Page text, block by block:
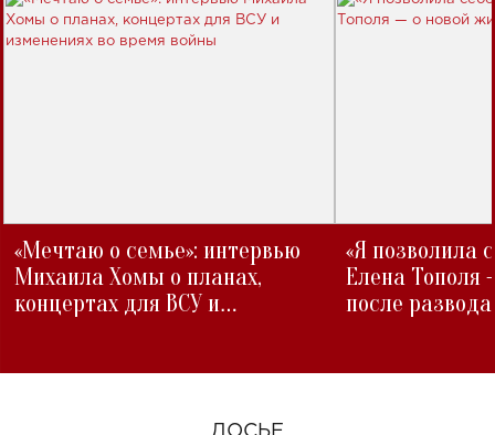
«Мечтаю о семье»: интервью
Михаила Хомы о планах,
концертах для ВСУ и
«Я позволила
Елена Тополя
после развода
ДОСЬЕ